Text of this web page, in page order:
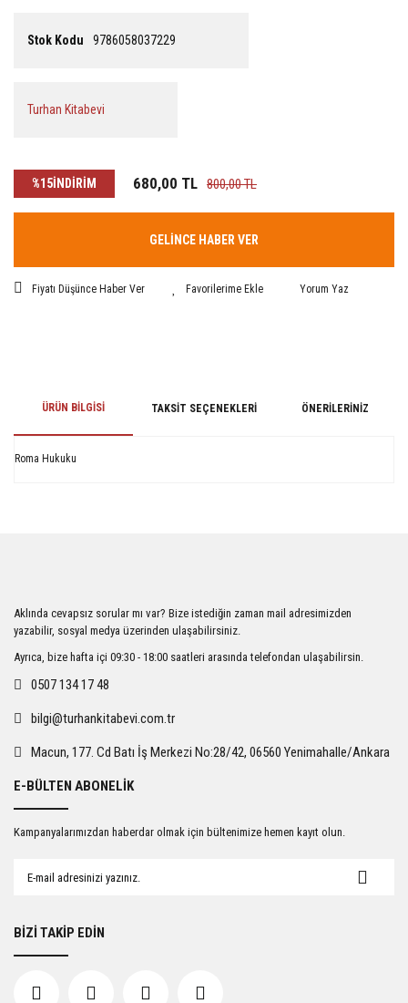
Stok Kodu 9786058037229
Turhan Kitabevi
%15İNDİRİM 680,00 TL 800,00 TL
GELİNCE HABER VER
Fiyatı Düşünce Haber Ver Yorum Yaz
ÜRÜN BILGISI TAKSIT SEÇENEKLERI ÖNERILERINIZ
Roma Hukuku
Ürün açıklamasında eksik bilgiler bulunuyor.
Ürün bilgilerinde hatalar bulunuyor.
Ürün fiyatı diğer sitelerden daha pahalı.
Gönder
Aklında cevapsız sorular mı var? Bize istediğin zaman mail adresimizden
yazabilir, sosyal medya üzerinden ulaşabilirsiniz.
Ayrıca, bize hafta içi 09:30 - 18:00 saatleri arasında telefondan ulaşabilirsin.
0507 134 17 48
bilgi@turhankitabevi.com.tr
Macun, 177. Cd Batı İş Merkezi No:28/42, 06560 Yenimahalle/Ankara
E-BÜLTEN ABONELİK
Kampanyalarımızdan haberdar olmak için bültenimize hemen kayıt olun.
BİZİ TAKİP EDİN